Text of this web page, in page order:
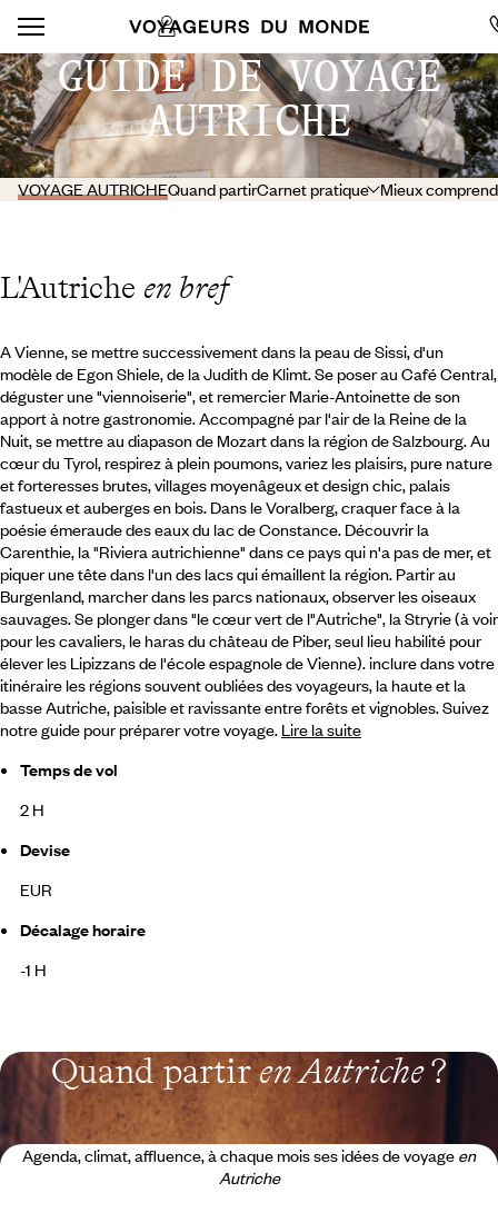
GUIDE DE VOYAGE
AUTRICHE
VOYAGE AUTRICHEQuand partirCarnet pratique Mieux
L'Autriche en bref
A Vienne, se mettre successivement dans la peau de Sissi, d'un
modèle de Egon Shiele, de la Judith de Klimt. Se poser au Café Central,
déguster une "viennoiserie", et remercier Marie-Antoinette de son
apport à notre gastronomie. Accompagné par l'air de la Reine de la
Nuit, se mettre au diapason de Mozart dans la région de Salzbourg. Au
cœur du Tyrol, respirez à plein poumons, variez les plaisirs, pure nature
et forteresses brutes, villages moyenâgeux et design chic, palais
fastueux et auberges en bois. Dans le Voralberg, craquer face à la
poésie émeraude des eaux du lac de Constance. Découvrir la
Carenthie,la "Riviera autrichienne" dans ce pays qui n'a pas de mer, et
piquer une tête dans l'un des lacs qui émaillent la région. Partir au
Burgenland, marcher dans les parcs nationaux, observer les oiseaux
sauvages. Se plonger dans "le cœur vert de l"Autriche", la Stryrie (à voir
pour les cavaliers, le haras du château de Piber, seul lieu habilité pour
élever les Lipizzans de l'école espagnole de Vienne). inclure dans votre
itinéraire les régions souvent oubliées des voyageurs, la haute et la
basse Autriche, paisible et ravissante entre forêts et vignobles. Suivez
notre guide pour préparer votre voyage. Lire la suite
Temps de vol
2 H
Devise
EUR
Décalage horaire
-1 H
Quand partiren Autriche?
Agenda, climat, affluence, à chaque mois ses idées de voyage en
Autriche